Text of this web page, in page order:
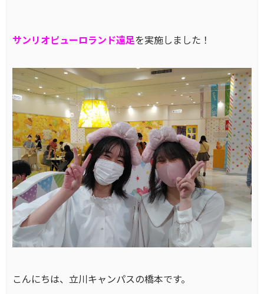
サンリオピューロランド遠足を実施しました！
こんにちは、立川キャンパスの橋本です。